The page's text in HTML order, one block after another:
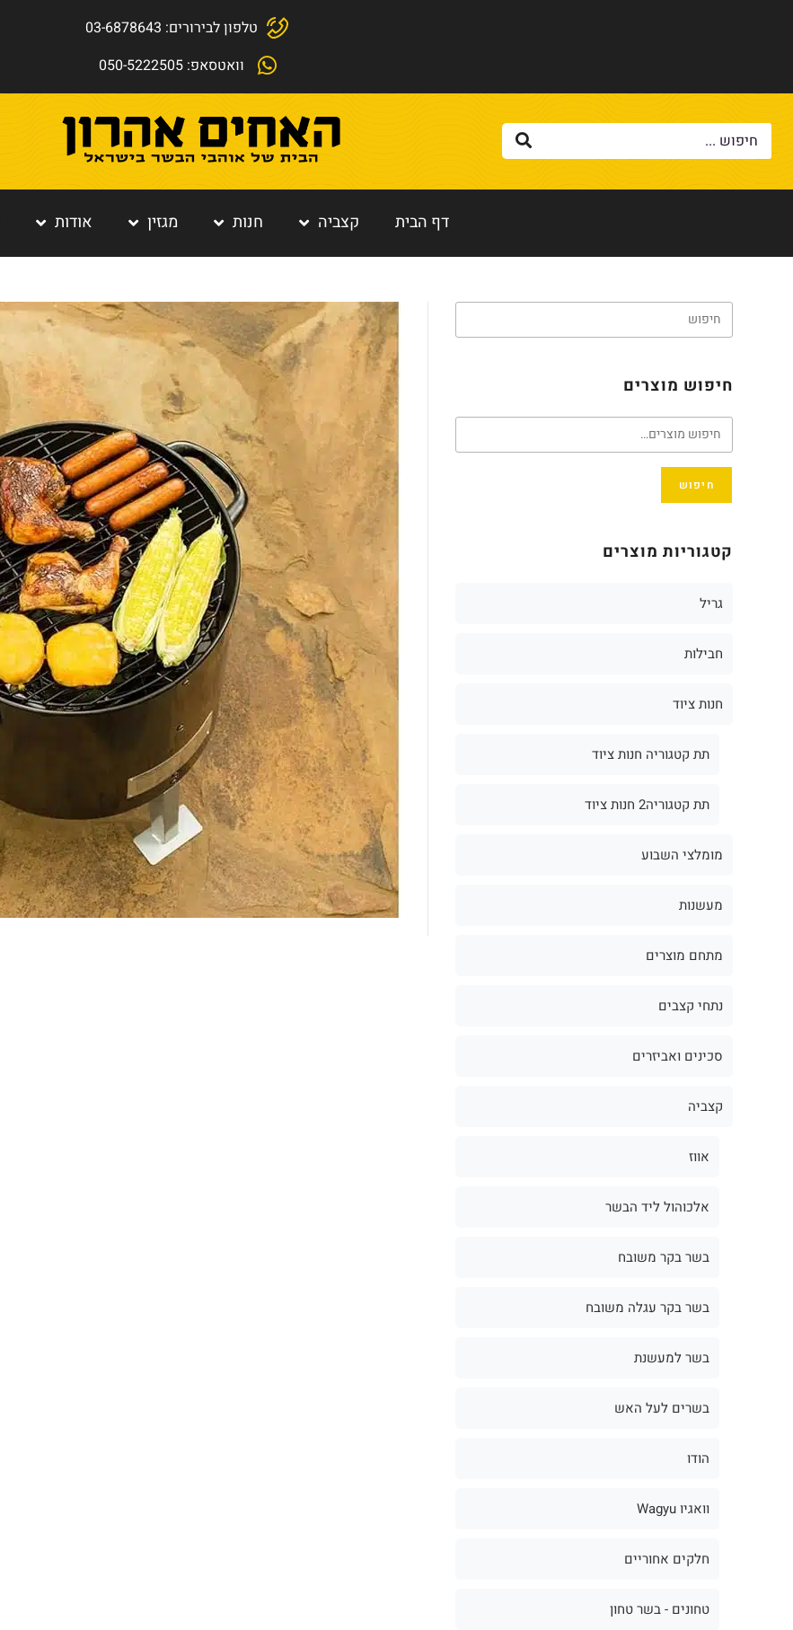
טלפון לבירורים: 03-6878643
וואטסאפ: 050-5222505
דף הבית קצביה חנות מגזין אודות
חיפוש מוצרים
חיפוש
קטגוריות מוצרים
גריל
חבילות
חנות ציוד
תת קטגוריה חנות ציוד
תת קטגוריה2 חנות ציוד
מומלצי השבוע
מעשנות
מתחם מוצרים
נתחי קצבים
סכינים ואביזרים
קצביה
אווז
אלכוהול ליד הבשר
בשר בקר משובח
בשר בקר עגלה משובח
בשר למעשנת
בשרים לעל האש
הודו
וואגיו Wagyu
חלקים אחוריים
טחונים - בשר טחון